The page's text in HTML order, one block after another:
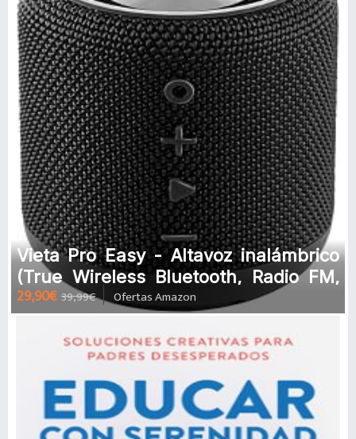
Vieta Pro Easy - Altavoz inalámbrico
(True Wireless Bluetooth, Radio FM,
Reproductor USB, auxiliar,
29,90€ 39,99€ Ofertas Amazon